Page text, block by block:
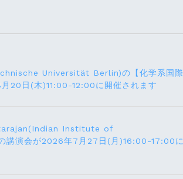
Universität Berlin)の【化学系国際
20⽇(⽊)11:00-12:00に開催されます
Institute of
講演会が2026年7月27⽇(月)16:00-17:00に